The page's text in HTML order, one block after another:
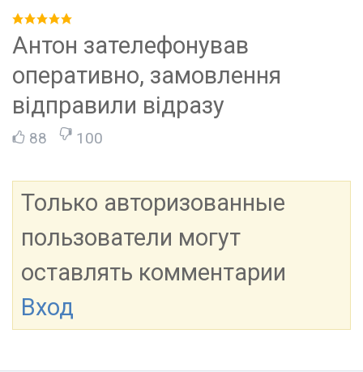
Антон зателефонував
оперативно, замовлення
відправили відразу
88 100
Только авторизованные
пользователи могут
оставлять комментарии
Вход